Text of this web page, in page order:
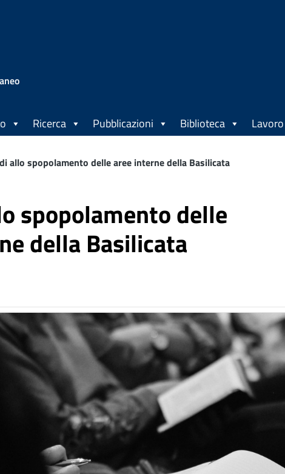
Ricerca Pubblicazioni Biblioteca
allo spopolamento delle aree interne della Basilicata
spopolamento delle
della Basilicata